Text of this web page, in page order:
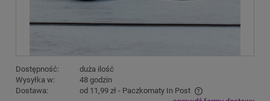
Dostępność:
duża ilość
Wysyłka w:
48 godzin
Dostawa:
od 11,99 zł - Paczkomaty In Post